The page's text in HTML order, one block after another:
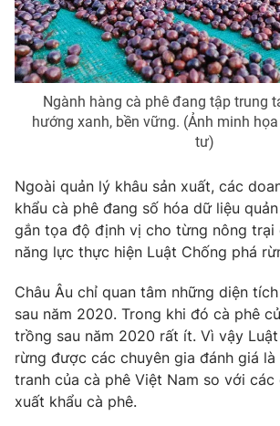
VTV Sức khoẻ Bất động
Thị trường 24h Tấm lòng
VTV4 Vươn
Liên hệ tòa soạn English
THỜI BÁO VTV
Theo dõi báo trên
Ngành hàng cà phê đang tập trung
hướng xanh, bền vững. (Ảnh minh
tư)
Ngoài quản lý khâu sản xuất, các
khẩu cà phê đang số hóa dữ liệu
gắn tọa độ định vị cho từng nông trại
năng lực thực hiện Luật Chống phá
Châu Âu chỉ quan tâm những diện
sau năm 2020. Trong khi đó cà phê
trồng sau năm 2020 rất ít. Vì vậy
rừng được các chuyên gia đánh giá
tranh của cà phê Việt Nam so với các
xuất khẩu cà phê.